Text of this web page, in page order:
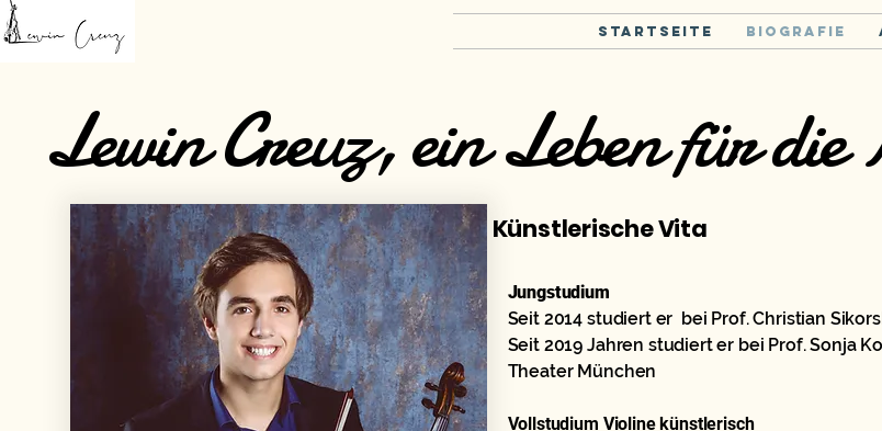
Startseite Biografie
Lewin Creuz, ein Leben für die
Künstlerische Vita
Jungstudium
Seit 2014 studiert er bei Prof. Christian
Seit 2019 Jahren studiert er bei Prof. Sonja
Theater München
Vollstudium Violine künstlerisch